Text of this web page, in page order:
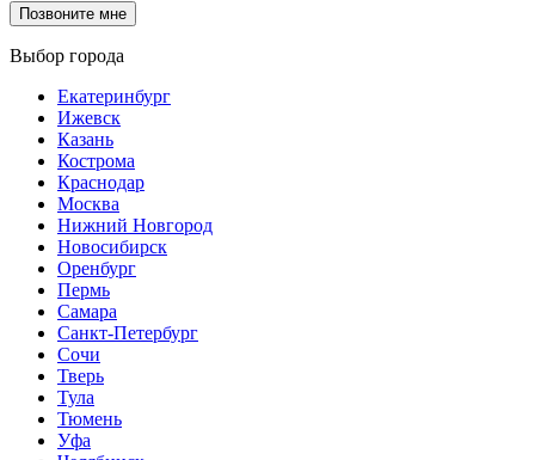
Выбор города
Екатеринбург
Ижевск
Казань
Кострома
Краснодар
Москва
Нижний Новгород
Новосибирск
Оренбург
Пермь
Самара
Санкт-Петербург
Сочи
Тверь
Тула
Тюмень
Уфа